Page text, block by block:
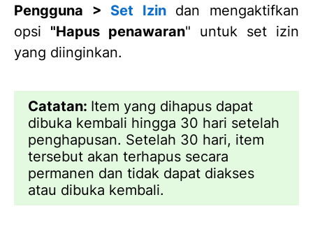
Pengguna > Set Izindan mengaktifkan
opsi "Hapus penawaran" untuk set izin
yang diinginkan.
Catatan: Item yang dihapus dapat
dibuka kembali hingga 30 hari setelah
penghapusan. Setelah 30 hari, item
tersebut akan terhapus secara
permanen dan tidak dapat diakses
atau dibuka kembali.